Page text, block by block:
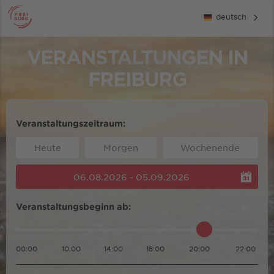
deutsch
VERANSTALTUNGEN IN
FREIBURG
Veranstaltungszeitraum:
Heute Morgen Wochenende
06.08.2026 - 05.09.2026
Veranstaltungsbeginn ab:
00:00 10:00 14:00 18:00 20:00 22:00